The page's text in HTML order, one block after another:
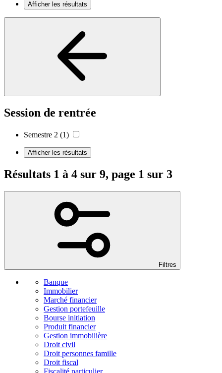
Afficher les résultats
Session de rentrée
Semestre 2 (1)
Afficher les résultats
Résultats 1 à 4 sur 9, page 1 sur 3
Filtres
Banque
Immobilier
Marché financier
Gestion portefeuille
Bourse initiation
Produit financier
Gestion immobilière
Droit civil
Droit personnes famille
Droit fiscal
Fiscalité particulier